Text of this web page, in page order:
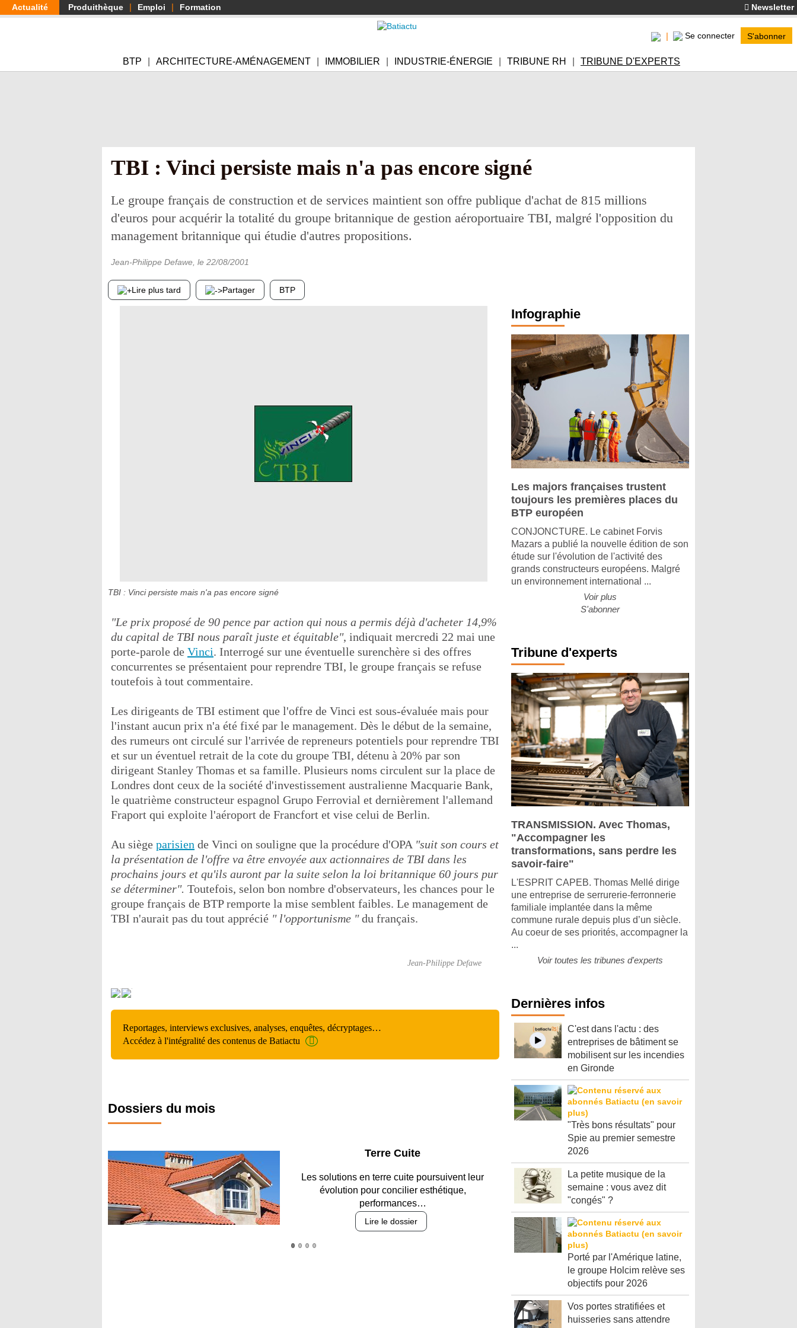
Aller
au
Actualité Produithèque Emploi Formation Newsletter
Se connecter S'abonner
BTP ARCHITECTURE-AMÉNAGEMENT IMMOBILIER INDUSTRIE-ÉNERGIE TRIBUNE RH TRIBUNE D'EXPERTS
TBI : Vinci persiste mais n'a pas encore signé
Le groupe français de construction et de services maintient son offre publique d'achat de 815 millions
d'euros pour acquérir la totalité du groupe britannique de gestion aéroportuaire TBI, malgré l'opposition du
management britannique qui étudie d'autres propositions.
Jean-Philippe Defawe , le 22/08/2001
Lire plus tard Partager BTP
TBI : Vinci persiste mais n'a pas encore signé
"Le prix proposé de 90 pence par action qui nous a permis déjà d'acheter 14,9%
du capital de TBI nous paraît juste et équitable", indiquait mercredi 22 mai une
porte-parole de Vinci. Interrogé sur une éventuelle surenchère si des offres
concurrentes se présentaient pour reprendre TBI, le groupe français se refuse
toutefois à tout commentaire.
Les dirigeants de TBI estiment que l'offre de Vinci est sous-évaluée mais pour
l'instant aucun prix n'a été fixé par le management. Dès le début de la semaine,
des rumeurs ont circulé sur l'arrivée de repreneurs potentiels pour reprendre TBI
et sur un éventuel retrait de la cote du groupe TBI, détenu à 20% par son
dirigeant Stanley Thomas et sa famille. Plusieurs noms circulent sur la place de
Londres dont ceux de la société d'investissement australienne Macquarie Bank,
le quatrième constructeur espagnol Grupo Ferrovial et dernièrement l'allemand
Fraport qui exploite l'aéroport de Francfort et vise celui de Berlin.
Au siège parisien de Vinci on souligne que la procédure d'OPA "suit son cours et
la présentation de l'offre va être envoyée aux actionnaires de TBI dans les
prochains jours et qu'ils auront par la suite selon la loi britannique 60 jours pur
se déterminer". Toutefois, selon bon nombre d'observateurs, les chances pour le
groupe français de BTP remporte la mise semblent faibles. Le management de
TBI n'aurait pas du tout apprécié " l'opportunisme "du français.
Jean-Philippe Defawe
Reportages, interviews exclusives, analyses, enquêtes, décryptages…
Accédez à l'intégralité des contenus de Batiactu
Dossiers du mois
Parking et garages
Entre circulation, sécurisation des accès, durabilité
des revêtements et intégration…
Lire le dossier
Infographie
Les majors françaises trustent
toujours les premières places du
BTP européen
CONJONCTURE. Le cabinet Forvis
Mazars a publié la nouvelle édition de son
étude sur l'évolution de l'activité des
grands constructeurs européens. Malgré
un environnement international ...
Voir plus
S'abonner
Tribune d'experts
TRANSMISSION. Avec Thomas,
"Accompagner les
transformations, sans perdre les
savoir-faire"
L'ESPRIT CAPEB. Thomas Mellé dirige
une entreprise de serrurerie-ferronnerie
familiale implantée dans la même
commune rurale depuis plus d’un siècle.
Au coeur de ses priorités, accompagner la
...
Voir toutes les tribunes d'experts
Dernières infos
C'est dans l'actu : des
entreprises de bâtiment se
mobilisent sur les incendies
en Gironde
"Très bons résultats" pour
Spie au premier semestre
2026
La petite musique de la
semaine : vous avez dit
"congés" ?
Porté par l'Amérique latine,
le groupe Holcim relève ses
objectifs pour 2026
Vos portes stratifiées et
huisseries sans attendre